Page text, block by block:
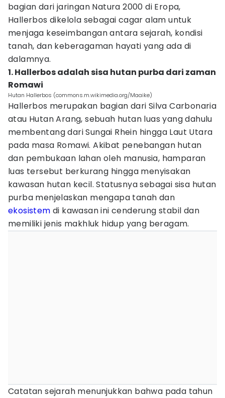
bagian dari jaringan Natura 2000 di Eropa,
Hallerbos dikelola sebagai cagar alam untuk
menjaga keseimbangan antara sejarah, kondisi
tanah, dan keberagaman hayati yang ada di
dalamnya.
1. Hallerbos adalah sisa hutan purba dari zaman
Romawi
Hutan Hallerbos (commons.m.wikimedia.org/Maaike)
Hallerbos merupakan bagian dari Silva Carbonaria
atau Hutan Arang, sebuah hutan luas yang dahulu
membentang dari Sungai Rhein hingga Laut Utara
pada masa Romawi. Akibat penebangan hutan
dan pembukaan lahan oleh manusia, hamparan
luas tersebut berkurang hingga menyisakan
kawasan hutan kecil. Statusnya sebagai sisa hutan
purba menjelaskan mengapa tanah dan
ekosistem di kawasan ini cenderung stabil dan
memiliki jenis makhluk hidup yang beragam.
Catatan sejarah menunjukkan bahwa pada tahun